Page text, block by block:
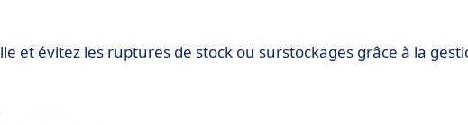
et évitez les ruptures de stock ou surstockages grâce à la